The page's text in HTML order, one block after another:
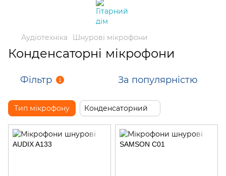
Аудіотехніка Шнурові мікрофони
Конденсаторні мікрофони
Фільтр 1 За популярністю
Тип мікрофону Конденсаторний